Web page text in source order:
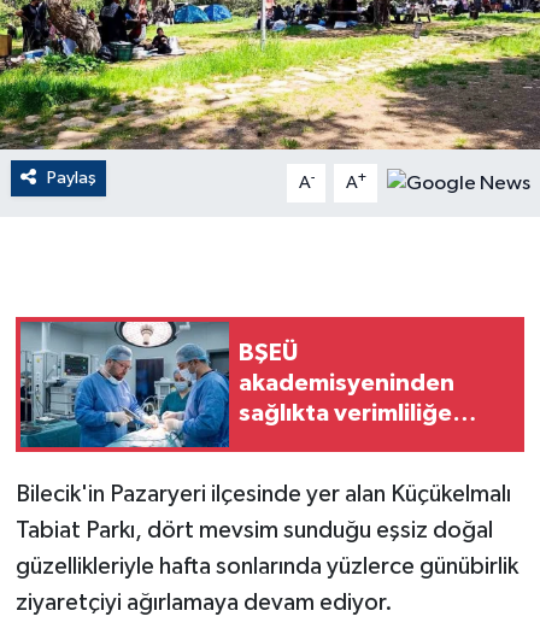
Paylaş A- A+
BŞEÜ
akademisyeninden
sağlıkta verimliliğe
Bilecik'in Pazaryeri ilçesinde yer alan Küçükelmalı
Tabiat Parkı, dört mevsim sunduğu eşsiz doğal
güzellikleriyle hafta sonlarında yüzlerce günübirlik
ziyaretçiyi ağırlamaya devam ediyor.
EKONOMİ
English News
Finans
GENEL
GÜNDEM
Güvenlik
HABERDE İNSAN
İNSAN